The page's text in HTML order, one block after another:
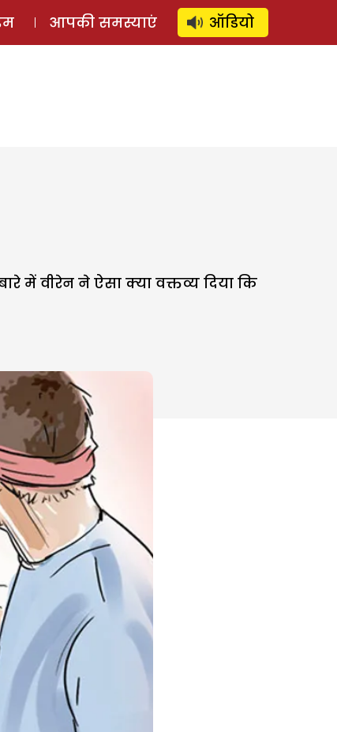
लॉग इन ⚲ SUBSCRIBE
आपकी समस्याएं ऑडियो
में वीरेन ने ऐसा क्या वक्तव्य दिया कि